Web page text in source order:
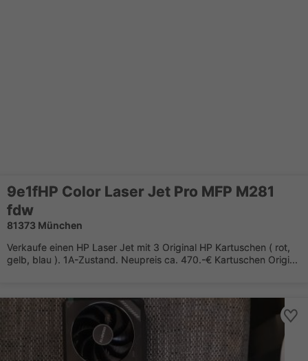
9e1fHP Color Laser Jet Pro MFP M281
fdw
81373 München
Verkaufe einen HP Laser Jet mit 3 Original HP Kartuschen ( rot,
gelb, blau ). 1A-Zustand. Neupreis ca. 470.-€ Kartuschen Origi...